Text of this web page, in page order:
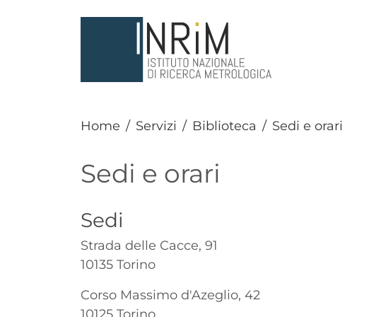
Home Servizi Biblioteca Sedi e orari
Sedi e orari
Paragrafo
Titolo
Sedi
Strada delle Cacce, 91
10135 Torino
Corso Massimo d'Azeglio, 42